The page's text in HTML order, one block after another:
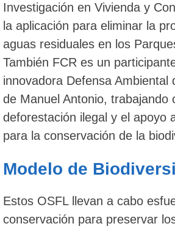
Investigación en Vivienda y
la aplicación para eliminar la
aguas residuales en los
También FCR es un
innovadora Defensa Ambiental
de Manuel Antonio, trabajando
deforestación ilegal y el apoyo
para la conservación de la
Modelo de
Estos OSFL llevan a cabo
conservación para preservar